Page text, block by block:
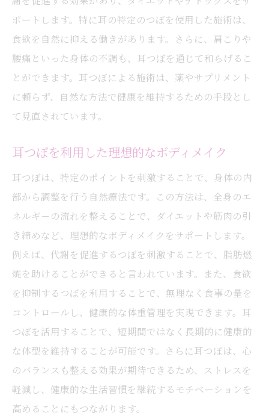
ポートします。特に耳の特定のつぼを使用した施術は、
食欲を自然に抑える働きがあります。さらに、肩こりや
腰痛といった身体の不調も、耳つぼを通じて和らげるこ
とができます。耳つぼによる施術は、薬やサプリメント
に頼らず、自然な方法で健康を維持するための手段とし
て見直されています。
耳つぼを利用した理想的なボディメイク
耳つぼは、特定のポイントを刺激することで、身体の内
部から調整を行う自然療法です。この方法は、全身のエ
ネルギーの流れを整えることで、ダイエットや筋肉の引
き締めなど、理想的なボディメイクをサポートします。
例えば、代謝を促進するつぼを刺激することで、脂肪燃
焼を助けることができると言われています。また、食欲
を抑制するつぼを利用することで、無理なく食事の量を
コントロールし、健康的な体重管理を実現できます。耳
つぼを活用することで、短期間ではなく長期的に健康的
な体型を維持することが可能です。さらに耳つぼは、心
のバランスも整える効果が期待できるため、ストレスを
軽減し、健康的な生活習慣を継続するモチベーションを
高めることにもつながります。